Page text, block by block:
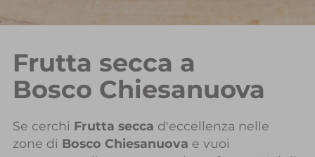
Frutta secca a
Bosco Chiesanuova
Se cerchi Frutta secca d'eccellenza nelle
zone di Bosco Chiesanuova e vuoi